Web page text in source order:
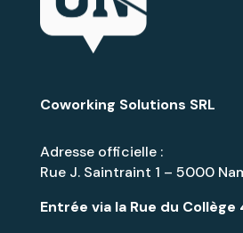
Coworking Solutions SRL
Adresse officielle :
Rue J. Saintraint 1 – 5000
Entrée via la Rue du Collège